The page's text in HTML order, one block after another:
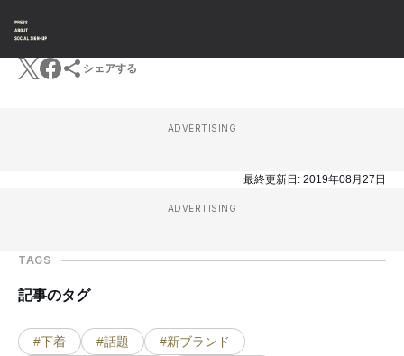
シェアする
ADVERTISING
最終更新日: 2019年08月27日
ADVERTISING
TAGS
記事のタグ
#下着 #話題
#新ブランド